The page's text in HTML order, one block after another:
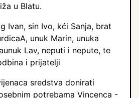
u Blatu.
Ivan, sin Ivo, kći Sanja, brat
unuk Marin, unuka
Lav, neputi i nepute, te
i prijatelji
sredstva donirati
potrebama Vincenca -